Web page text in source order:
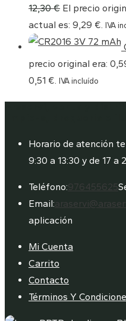
12,30€ El precio
actual es: 9,29 €. IVA
precio original era:
0,51 €. IVA incluído
Horario de atención
9:30 a 13:30 y de 17 a
Teléfono:976455625
Email:
aplicación
Mi Cuenta
Carrito
Contacto
Términos Y